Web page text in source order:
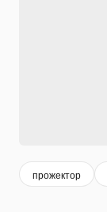
прожектор